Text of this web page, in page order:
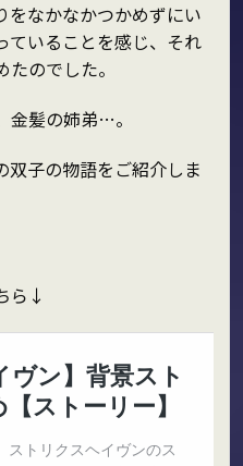
をなかなかつかめずにい
ていることを感じ、それ
のでした。
金髪の姉弟…。
双子の物語をご紹介しま
ら↓